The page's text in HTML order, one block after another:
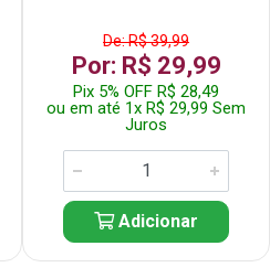
De: R$ 39,99
Por: R$ 29,99
Pix 5% OFF R$ 28,49
ou em até 1x R$ 29,99 Sem
Juros
Adicionar